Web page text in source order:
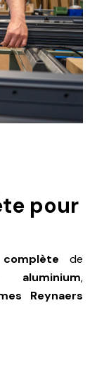
pour
de
aluminium,
Reynaers